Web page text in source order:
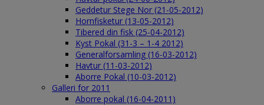
Geddetur Stege Nor (21-05-2012)
Hornfisketur (13-05-2012)
Tibered din fisk (25-04-2012)
Kyst Pokal (31-3 – 1-4 2012)
Generalforsamling (16-03-2012)
Havtur (11-03-2012)
Aborre Pokal (10-03-2012)
Galleri for 2011
Aborre pokal (16-04-2011)